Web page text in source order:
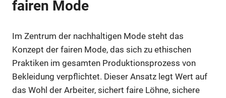
fairen Mode
Im Zentrum der nachhaltigen Mode steht das
Konzept der fairen Mode, das sich zu ethischen
Praktiken im gesamten Produktionsprozess von
Bekleidung verpflichtet. Dieser Ansatz legt Wert auf
das Wohl der Arbeiter, sichert faire Löhne, sichere